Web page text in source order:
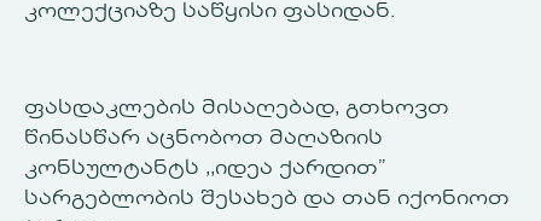
კოლექციაზე საწყისი ფასიდან.
ფასდაკლების მისაღებად, გთხოვთ
წინასწარ აცნობოთ მაღაზიის
კონსულტანტს ,,იდეა ქარდით”
სარგებლობის შესახებ და თან იქონიოთ